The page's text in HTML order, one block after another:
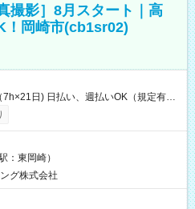
撮影］8月スタート｜高
！岡崎市(cb1sr02)
払いOK（規定有
期間なし
：東岡崎）
グ株式会社